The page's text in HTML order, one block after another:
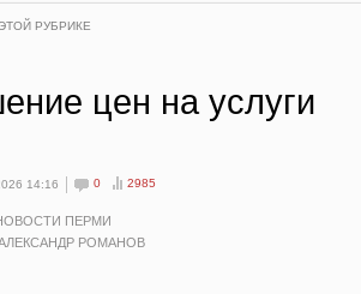
РУБРИКЕ
цен на услуги
14:16 0 2985
ПЕРМИ
РОМАНОВ